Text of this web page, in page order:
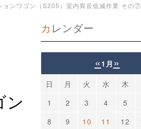
ンワゴン（S205）室内異音低減作業 その⑦
カレンダー
« 1月 »
日 月 火 水 木
1
2 3 4 5
8
9 10 11 12